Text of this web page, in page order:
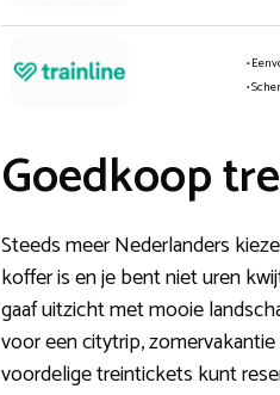
•
•
Goedkoop
Steeds meer Nederlanders
koffer is en je bent niet uren
gaaf uitzicht met mooie
voor een citytrip,
voordelige treintickets kunt